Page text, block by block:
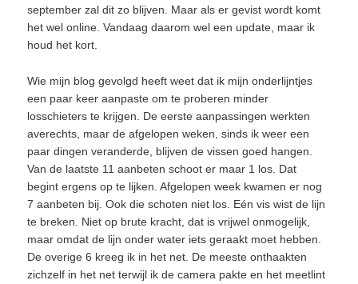
september zal dit zo blijven. Maar als er gevist wordt komt
het wel online. Vandaag daarom wel een update, maar ik
houd het kort.
Wie mijn blog gevolgd heeft weet dat ik mijn onderlijntjes
een paar keer aanpaste om te proberen minder
losschieters te krijgen. De eerste aanpassingen werkten
averechts, maar de afgelopen weken, sinds ik weer een
paar dingen veranderde, blijven de vissen goed hangen.
Van de laatste 11 aanbeten schoot er maar 1 los. Dat
begint ergens op te lijken. Afgelopen week kwamen er nog
7 aanbeten bij. Ook die schoten niet los. Eén vis wist de lijn
te breken. Niet op brute kracht, dat is vrijwel onmogelijk,
maar omdat de lijn onder water iets geraakt moet hebben.
De overige 6 kreeg ik in het net. De meeste onthaakten
zichzelf in het net terwijl ik de camera pakte en het meetlint